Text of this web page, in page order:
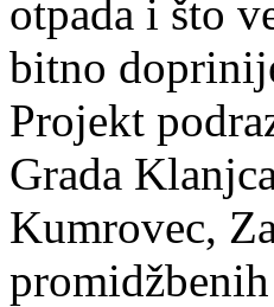
otpada i što
bitno
Projekt
Grada
Kumrovec,